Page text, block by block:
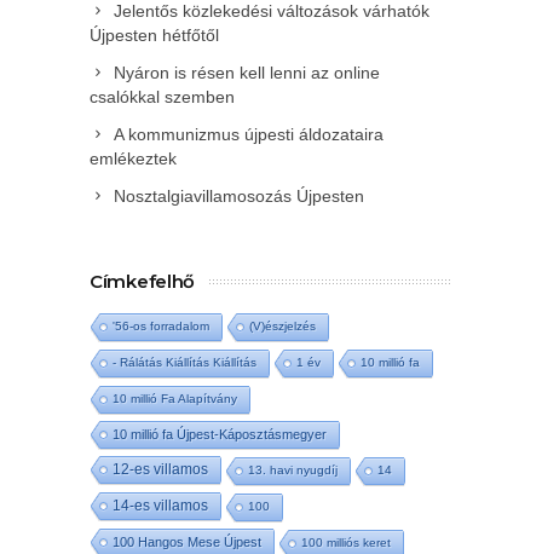
Jelentős közlekedési változások várhatók
Újpesten hétfőtől
Nyáron is résen kell lenni az online
csalókkal szemben
A kommunizmus újpesti áldozataira
emlékeztek
Nosztalgiavillamosozás Újpesten
Címkefelhő
'56-os forradalom (V)észjelzés
- Rálátás Kiállítás Kiállítás 1 év 10 millió fa
10 millió Fa Alapítvány
10 millió fa Újpest-Káposztásmegyer
12-es villamos 13. havi nyugdíj 14
14-es villamos 100
100 Hangos Mese Újpest 100 milliós keret